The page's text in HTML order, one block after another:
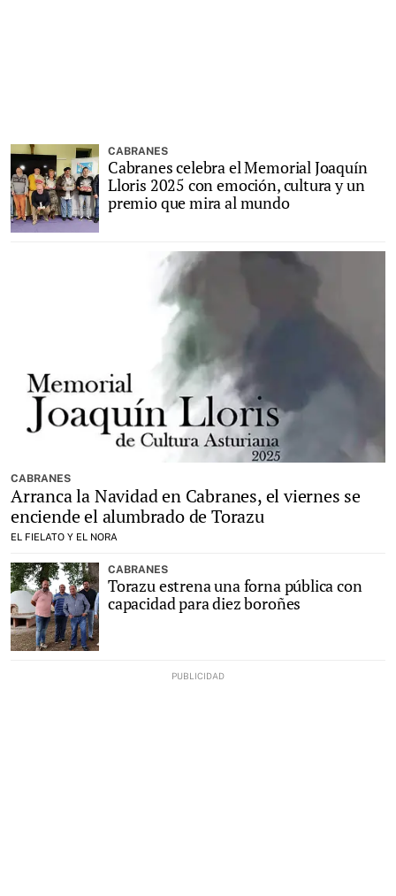
CABRANES
Cabranes celebra el Memorial Joaquín
Lloris 2025 con emoción, cultura y un
premio que mira al mundo
CABRANES
Arranca la Navidad en Cabranes, el viernes se
enciende el alumbrado de Torazu
EL FIELATO Y EL NORA
CABRANES
Torazu estrena una forna pública con
capacidad para diez boroñes